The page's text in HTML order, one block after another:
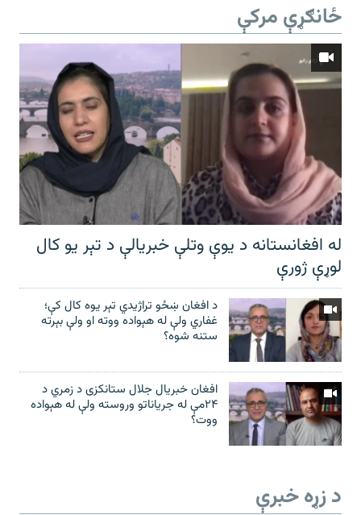
ځانګړې مرکې
له افغانستانه د یوې وتلې خبریالې د تېر يو کال
لوړې ژورې
د افغان ښځو تراژیدي تېر یوه کال کې؛
غفاري ولې له هېواده ووته او ولې بېرته
ستنه شوه؟
افغان خبریال جلال ستانکزی د زمري د
۲۴مې له جریاناتو وروسته ولې له هېواده
ووت؟
د زړه خبرې